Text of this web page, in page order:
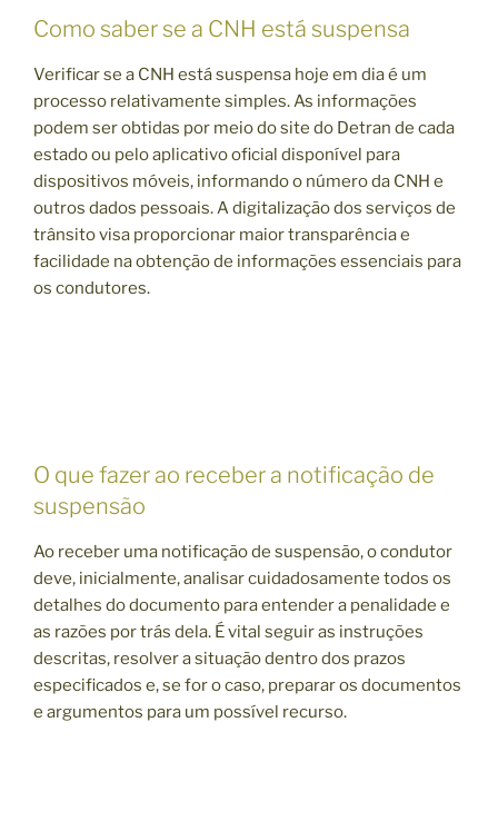
Como saber se a CNH está suspensa
Verificar se a CNH está suspensa hoje em dia é um
processo relativamente simples. As informações
podem ser obtidas por meio do site do Detran de cada
estado ou pelo aplicativo oficial disponível para
dispositivos móveis, informando o número da CNH e
outros dados pessoais. A digitalização dos serviços de
trânsito visa proporcionar maior transparência e
facilidade na obtenção de informações essenciais para
os condutores.
O que fazer ao receber a notificação de
suspensão
Ao receber uma notificação de suspensão, o condutor
deve, inicialmente, analisar cuidadosamente todos os
detalhes do documento para entender a penalidade e
as razões por trás dela. É vital seguir as instruções
descritas, resolver a situação dentro dos prazos
especificados e, se for o caso, preparar os documentos
e argumentos para um possível recurso.